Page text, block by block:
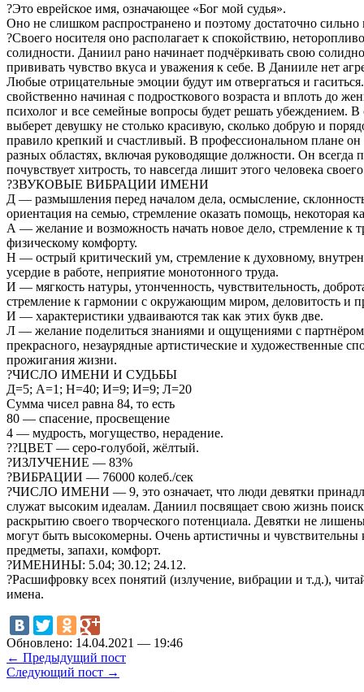
?Это еврейское имя, означающее «Бог мой судья».
Оно не слишком распространено и поэтому достаточно сильно
?Своего носителя оно располагает к спокойствию,
солидности. Даниил рано начинает подчёркивать свою
прививать чувство вкуса и уважения к себе. В Данииле нет
Любые отрицательные эмоции будут им отвергаться и
свойственно начиная с подросткового возраста и вплоть до
психолог и все семейные вопросы будет решать убеждением.
выберет девушку не столько красивую, сколько добрую и
правило крепкий и счастливый. В профессиональном плане
разных областях, включая руководящие должности. Он всегда
почувствует хитрость, то навсегда лишит этого человека
?ЗВУКОВЫЕ ВИБРАЦИИ ИМЕНИ
Д — размышления перед началом дела, осмысление,
ориентация на семью, стремление оказать помощь, некоторая
А — желание и возможность начать новое дело, стремление к
физическому комфорту.
Н — острый критический ум, стремление к духовному,
усердие в работе, неприятие монотонного труда.
И — мягкость натуры, утонченность, чувствительность,
стремление к гармонии с окружающим миром, деловитость и
И — характеристики удваиваются так как этих букв две.
Л — желание поделиться знаниями и ощущениями с
прекрасного, незаурядные артистические и художественные
прожигания жизни.
?ЧИСЛО ИМЕНИ И СУДЬБЫ
Д=5; А=1; Н=40; И=9; И=9; Л=20
Сумма чисел равна 84, то есть
80 — спасение, просвещение
4 — мудрость, могущество, нерадение.
??ЦВЕТ — серо-голубой, жёлтый.
?ИЗЛУЧЕНИЕ — 83%
?ВИБРАЦИИ — 76000 колеб./сек
?ЧИСЛО ИМЕНИ — 9, это означает, что люди девятки
служат высоким идеалам. Даниил посвящает свою жизнь
раскрытию своего творческого потенциала. Девятки не
могут быть высокомерны. Очень артистичны и
предметы, запахи, комфорт.
?ИМЕНИНЫ: 5.04; 30.12; 24.12.
?️Расшифровку всех понятий (излучение, вибрации и т.д.),
имена.
Обновлено: 14.04.2021 — 19:46
← Предыдущий пост
Следующий пост →